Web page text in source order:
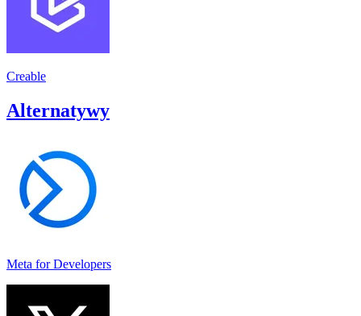
Creable
Alternatywy
Meta for Developers